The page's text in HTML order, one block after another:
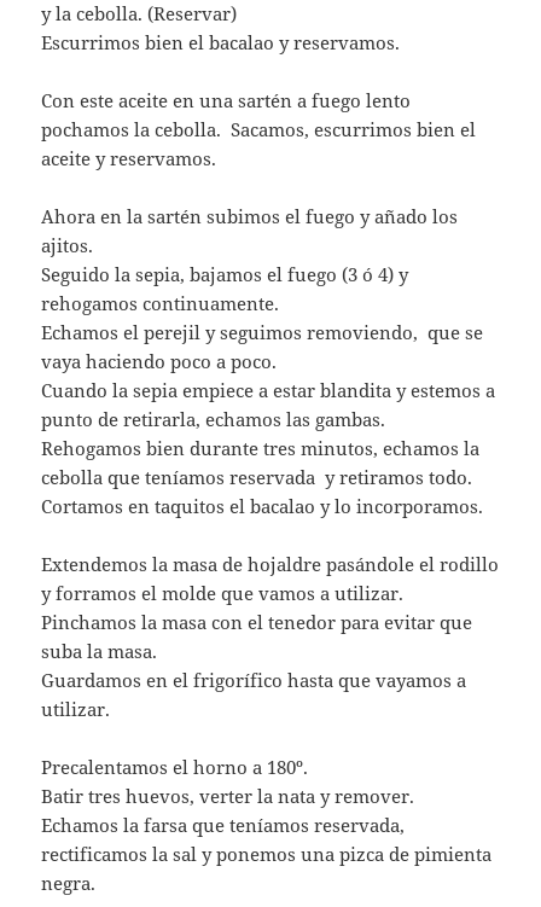
y la cebolla. (Reservar)
Escurrimos bien el bacalao y reservamos.
Con este aceite en una sartén a fuego lento
pochamos la cebolla. Sacamos, escurrimos bien el
aceite y reservamos.
Ahora en la sartén subimos el fuego y añado los
ajitos.
Seguido la sepia, bajamos el fuego (3 ó 4) y
rehogamos continuamente.
Echamos el perejil y seguimos removiendo, que se
vaya haciendo poco a poco.
Cuando la sepia empiece a estar blandita y estemos a
punto de retirarla, echamos las gambas.
Rehogamos bien durante tres minutos, echamos la
cebolla que teníamos reservada y retiramos todo.
Cortamos en taquitos el bacalao y lo incorporamos.
Extendemos la masa de hojaldre pasándole el rodillo
y forramos el molde que vamos a utilizar.
Pinchamos la masa con el tenedor para evitar que
suba la masa.
Guardamos en el frigorífico hasta que vayamos a
utilizar.
Precalentamos el horno a 180º.
Batir tres huevos, verter la nata y remover.
Echamos la farsa que teníamos reservada,
rectificamos la sal y ponemos una pizca de pimienta
negra.